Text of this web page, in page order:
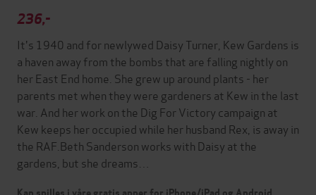
236,-
It's 1940 and for newlywed Daisy Turner, Kew Gardens is
a haven away from the bombs that are falling nightly on
her East End home. She grew up around plants - her
parents met when they were gardeners at Kew in the last
war. And her work on the Dig For Victory campaign at
Kew keeps her occupied while her husband Rex, is away in
the RAF.Beth Sanderson works with Daisy at the
gardens, but she dreams…